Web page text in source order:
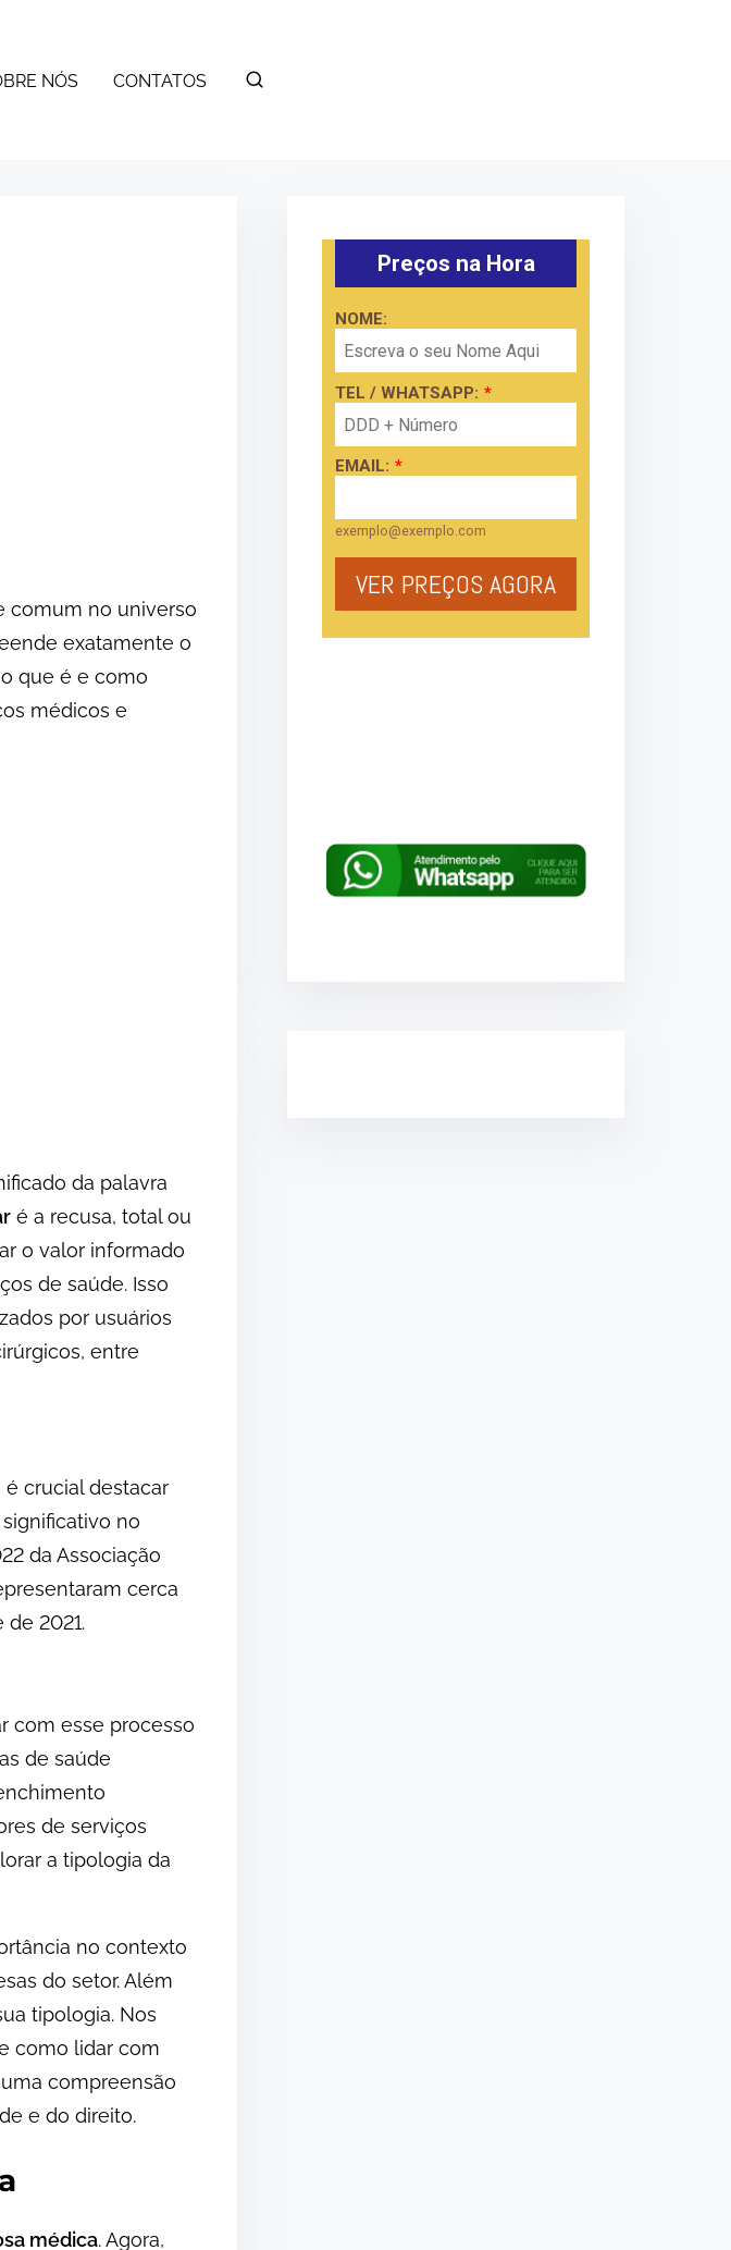
NÓS CONTATOS
comum no universo
exatamente o
que é e como
médicos e
da palavra
é a recusa, total ou
o valor informado
de saúde. Isso
por usuários
entre
é crucial destacar
no
da Associação
cerca
2021.
com esse processo
de saúde
de serviços
a tipologia da
no contexto
do setor. Além
tipologia. Nos
como lidar com
compreensão
e do direito.
médica. Agora,